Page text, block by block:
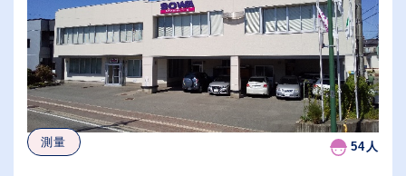
従業員が多い順
測量 54人